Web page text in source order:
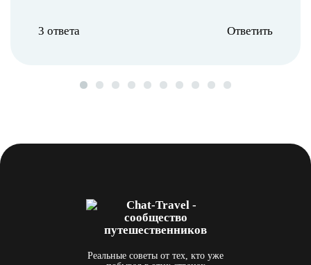
3 ответа Ответить
Реальные советы от тех, кто уже